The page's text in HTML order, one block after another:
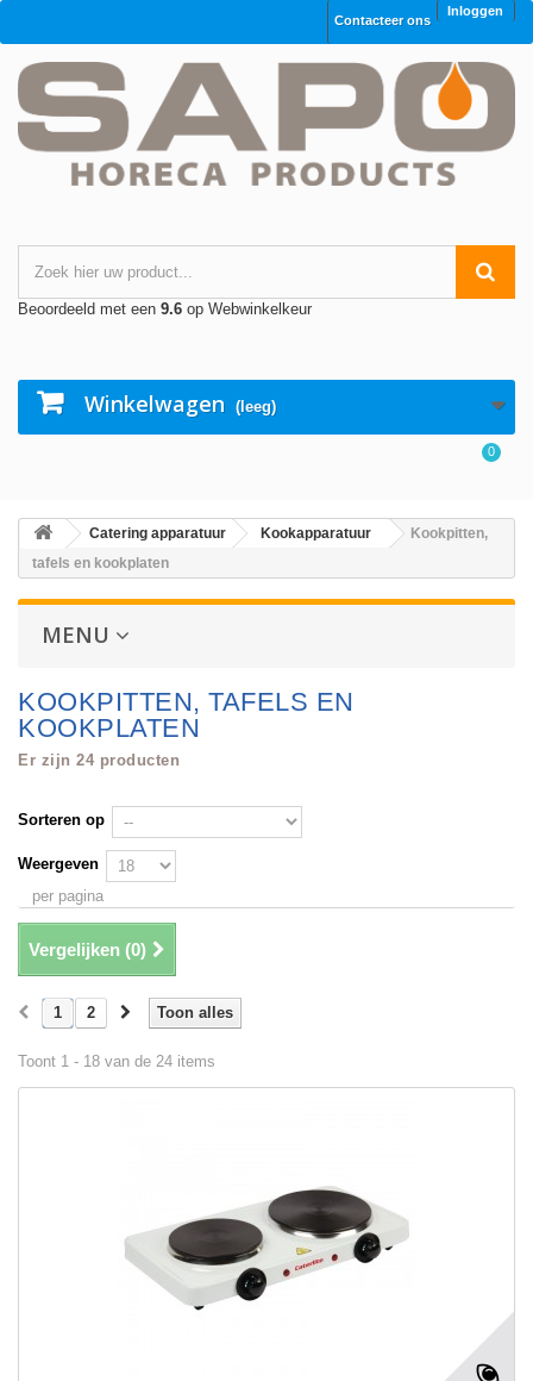
Inloggen
Contacteer ons
Beoordeeld met een 9.6 op Webwinkelkeur
Winkelwagen (leeg)
0
Catering apparatuur Kookapparatuur
Kookpitten,
tafels en kookplaten
MENU
KOOKPITTEN, TAFELS EN
KOOKPLATEN
Er zijn 24 producten
Sorteren op
Weergeven
per pagina
Vergelijken (0)
Toon alles
1 2
Toont 1 - 18 van de 24 items